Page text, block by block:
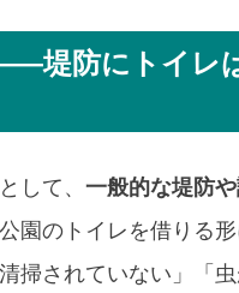
堤防にトイレ
して、 一般的な堤防
園のトイレを借りる
掃されていない」「